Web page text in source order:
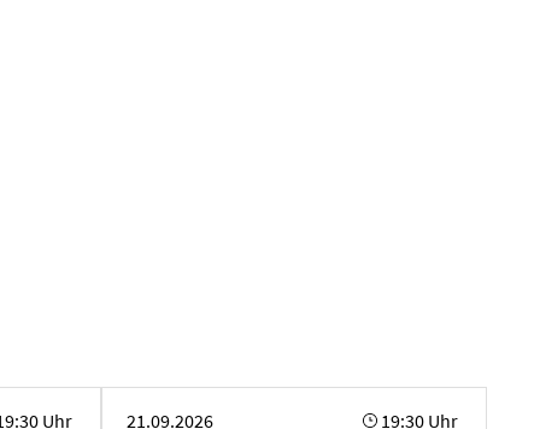
19:30 Uhr
21.09.2026
19:30 Uhr